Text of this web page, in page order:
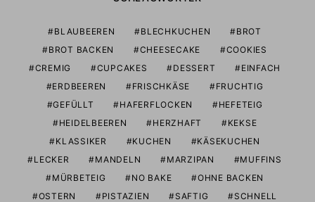
BLAUBEEREN BLECHKUCHEN
BROT
BROT BACKEN
CHEESECAKE
COOKIES
CREMIG
CUPCAKES DESSERT
EINFACH
ERDBEEREN
FRISCHKÄSE
FRUCHTIG
GEFÜLLT
HAFERFLOCKEN
HEFETEIG
HEIDELBEEREN
HERZHAFT
KEKSE
KLASSIKER
KUCHEN
KÄSEKUCHEN
LECKER
MANDELN MARZIPAN
MUFFINS
MÜRBETEIG
NO BAKE
OHNE BACKEN
OSTERN
PISTAZIEN SAFTIG
SCHNELL